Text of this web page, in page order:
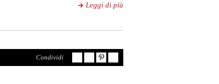
Leggi di più
Condividi